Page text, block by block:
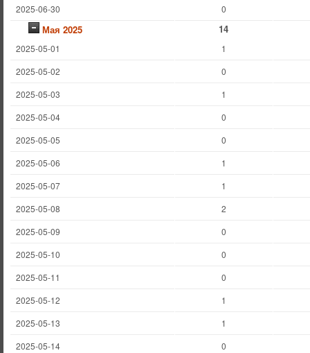
2025-06-30
0
Мая 2025 14
2025-05-01
1
2025-05-02
0
2025-05-03
1
2025-05-04
0
2025-05-05
0
2025-05-06
1
2025-05-07
1
2025-05-08
2
2025-05-09
0
2025-05-10
0
2025-05-11
0
2025-05-12
1
2025-05-13
1
2025-05-14
0